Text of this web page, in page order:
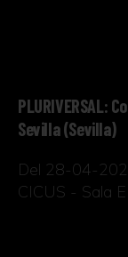
PLURIVERSAL:
Sevilla (Sevilla)
Del 28-04-
CICUS - Sala